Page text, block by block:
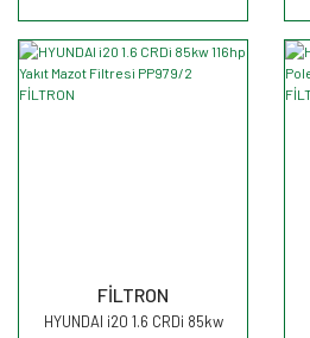
FİLTRON
HYUNDAI i20 1.6 CRDi 85kw